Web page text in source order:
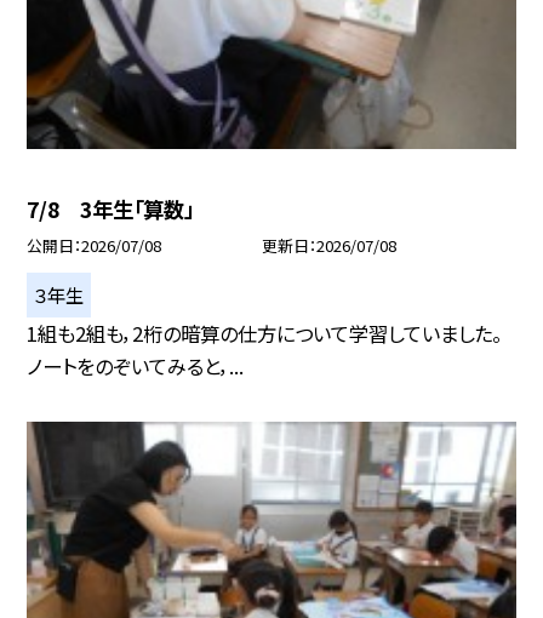
7/8 3年生「算数」
公開日 2026/07/08 更新日 2026/07/08
３年生
1組も2組も，2桁の暗算の仕方について学習していました。
ノートをのぞいてみると，...